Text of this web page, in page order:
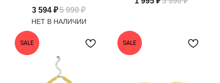
3 594 ₽5 990 ₽
SALE SALE